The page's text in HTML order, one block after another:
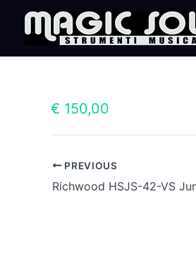
€ 150,00
PREVIOUS
Richwood HSJS-42-VS